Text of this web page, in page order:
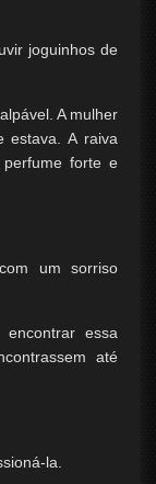
joguinhos de
A mulher
estava. A raiva
forte e
um sorriso
essa
até
la.